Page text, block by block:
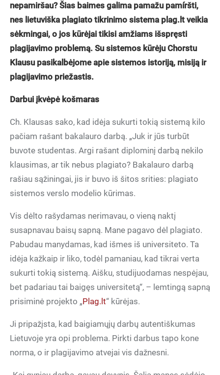
nepamiršau? Šias baimes galima pamažu pamíršti,
nes lietuviška plagiato tikrinimo sistema plag.lt veikia
sėkmingai, o jos kūrėjai tikisi amžiams išspręsti
plagijavimo problemą. Su sistemos kūrėju Chorstu
Klausu pasikalbėjome apie sistemos istoriją, misiją ir
plagijavimo priežastis.
Darbui įkvėpė košmaras
Ch. Klausas sako, kad idėja sukurti tokią sistemą kilo
pačiam rašant bakalauro darbą. „Juk ir jūs turbūt
buvote studentas. Argi rašant diplominį darbą nekilo
klausimas, ar tik nebus plagiato? Bakalauro darbą
rašiau sąžiningai, jis ir buvo iš šitos srities: plagiato
sistemos verslo modelio kūrimas.
Vis dėlto rašydamas nerimavau, o vieną naktį
susapnavau baisų sapną. Mane pagavo dėl plagiato.
Pabudau manydamas, kad išmes iš universiteto. Ta
idėja kažkaip ir liko, todėl pamaniau, kad tikrai verta
sukurti tokią sistemą. Aišku, studijuodamas nespėjau,
bet padariau tai baigęs universitetą“, – lemtingą sapną
prisiminė projekto „Plag.lt“ kūrėjas.
Ji pripažįsta, kad baigiamųjų darbų autentiškumas
Lietuvoje yra opi problema. Pirkti darbus tapo kone
norma, o ir plagijavimo atvejai vis dažnesni.